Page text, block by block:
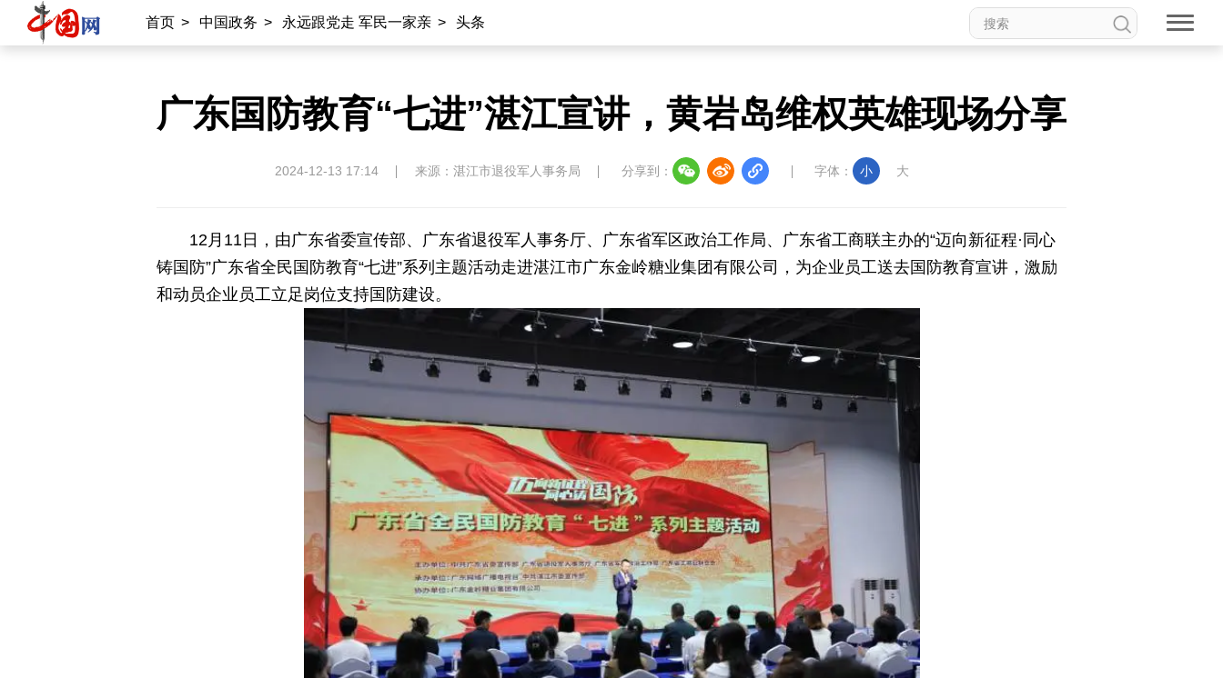
首页 > 中国政务 > 永远跟党走 军民一家亲 > 头条
广东国防教育“七进”湛江宣讲，黄岩岛维权英雄现场分享
2024-12-13 17:14 来源：湛江市退役军人事务局 分享到： 字体： 小 大
12月11日，由广东省委宣传部、广东省退役军人事务厅、广东省军区政治工作局、广东省工商联主办的“迈向新征程·同心
铸国防”广东省全民国防教育“七进”系列主题活动走进湛江市广东金岭糖业集团有限公司，为企业员工送去国防教育宣讲，激励
和动员企业员工立足岗位支持国防建设。